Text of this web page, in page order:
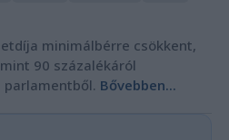
minimálbérre csökkent,
90 százalékáról
Bővebben...